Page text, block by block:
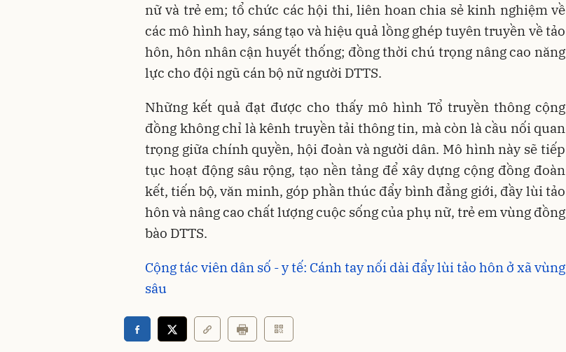
nữ và trẻ em; tổ chức các hội thi, liên hoan chia sẻ kinh nghiệm về
các mô hình hay, sáng tạo và hiệu quả lồng ghép tuyên truyền về tảo
hôn, hôn nhân cận huyết thống; đồng thời chú trọng nâng cao năng
lực cho đội ngũ cán bộ nữ người DTTS.
Những kết quả đạt được cho thấy mô hình Tổ truyền thông cộng
đồng không chỉ là kênh truyền tải thông tin, mà còn là cầu nối quan
trọng giữa chính quyền, hội đoàn và người dân. Mô hình này sẽ tiếp
tục hoạt động sâu rộng, tạo nền tảng để xây dựng cộng đồng đoàn
kết, tiến bộ, văn minh, góp phần thúc đẩy bình đẳng giới, đầy lùi tảo
hôn và nâng cao chất lượng cuộc sống của phụ nữ, trẻ em vùng đồng
bào DTTS.
Cộng tác viên dân số - y tế: Cánh tay nối dài đẩy lùi tảo hôn ở xã vùng
sâu